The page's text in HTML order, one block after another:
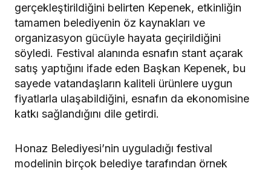
gerçekleştirildiğini belirten Kepenek, etkinliğin
tamamen belediyenin öz kaynakları ve
organizasyon gücüyle hayata geçirildiğini
söyledi. Festival alanında esnafın stant açarak
satış yaptığını ifade eden Başkan Kepenek, bu
sayede vatandaşların kaliteli ürünlere uygun
fiyatlarla ulaşabildiğini, esnafın da ekonomisine
katkı sağlandığını dile getirdi.
Honaz Belediyesi’nin uyguladığı festival
modelinin birçok belediye tarafından örnek